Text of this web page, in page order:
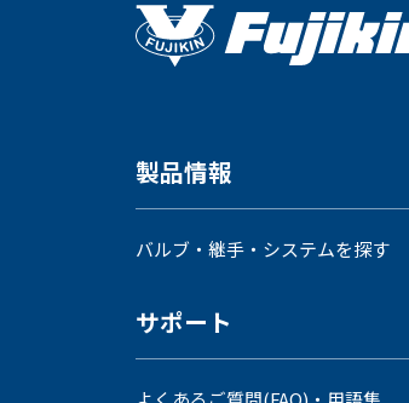
製品情報
バルブ・継手・システムを探す
サポート